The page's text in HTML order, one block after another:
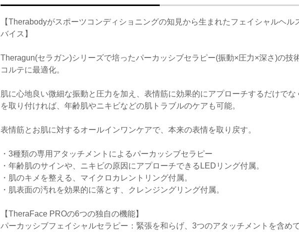
【Therabodyがスポーツコンディショニングの知見から生まれたフェイシャルヘ
バイス】
Theragun(セラガン)シリーズで培ったパーカッシブセラピー(振動×圧力×深さ)の技
コルテに最適化。
肌に心地良い微細な振動と圧力を加え、表情筋に効果的にアプローチするだけでな
を取り付ければ、年齢肌やニキビなどの肌トラブルのケアも可能。
表情筋とお肌に対するオールインワンケアで、本来の表情を取り戻す。
・3種類の専用アタッチメントによるパーカッシブセラピー
・年齢肌のサインや、ニキビの原因にアプローチできるLEDリング付属。
・肌のキメを整える、マイクロカレントリング付属。
・肌表面の汚れを効果的に落とす、クレンジングリング付属。
【TheraFace PROの6つの独自の機能】
パーカッシブフェイシャルセラピー：緊張を和らげ、3つのアタッチメントを含め